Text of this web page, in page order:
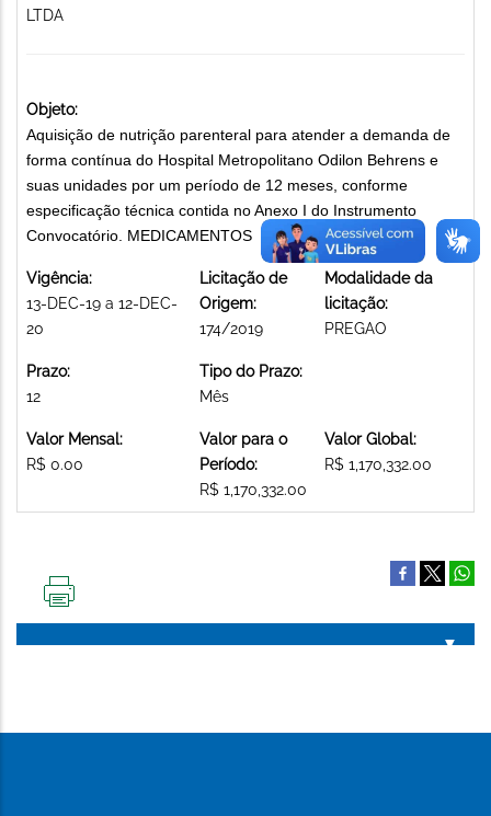
LTDA
Objeto:
Aquisição de nutrição parenteral para atender a demanda de
forma contínua do Hospital Metropolitano Odilon Behrens e
suas unidades por um período de 12 meses, conforme
especificação técnica contida no Anexo I do Instrumento
Convocatório. MEDICAMENTOS
Vigência:
13-DEC-19 a 12-DEC-
20
Licitação de
Origem:
174/2019
Modalidade da
licitação:
PREGAO
Prazo:
12
Tipo do Prazo:
Mês
Valor Mensal:
R$ 0.00
Valor para o
Período:
R$ 1,170,332.00
Valor Global:
R$ 1,170,332.00
PÁGINA